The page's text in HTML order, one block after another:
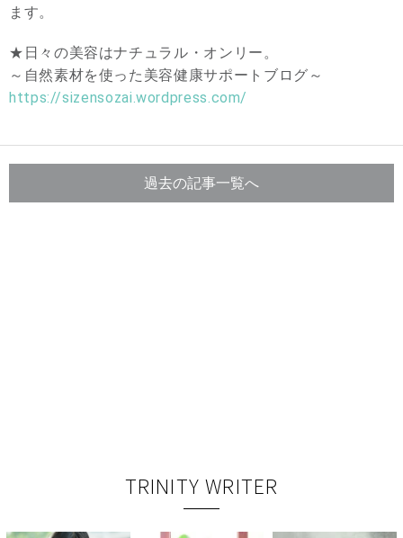
ます。
★日々の美容はナチュラル・オンリー。
～自然素材を使った美容健康サポートブログ～
https://sizensozai.wordpress.com/
過去の記事一覧へ
TRINITY WRITER